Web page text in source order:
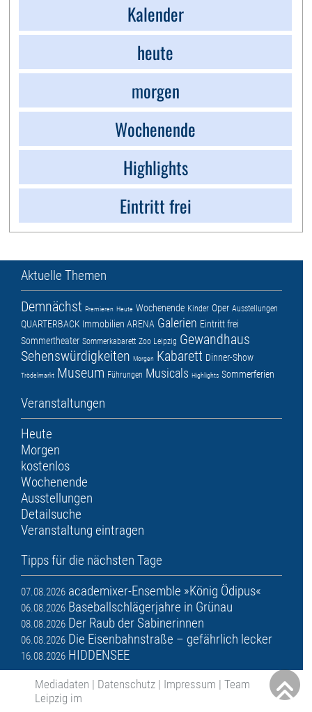
Kalender
heute
morgen
Wochenende
Highlights
Eintritt frei
Aktuelle Themen
Demnächst Premieren Heute Wochenende Kinder Oper Ausstellungen
QUARTERBACK Immobilien ARENA Galerien Eintritt frei
Sommertheater Sommerkabarett Zoo Leipzig Gewandhaus
Sehenswürdigkeiten Morgen Kabarett Dinner-Show
Trödelmarkt Museum Führungen Musicals Highlights Sommerferien
Veranstaltungen
Heute
Morgen
kostenlos
Wochenende
Ausstellungen
Detailsuche
Veranstaltung eintragen
Tipps für die nächsten Tage
07.08.2026 academixer-Ensemble »König Ödipus«
06.08.2026 Baseballschlägerjahre in Grünau
08.08.2026 Der Raub der Sabinerinnen
06.08.2026 Die Eisenbahnstraße – gefährlich lecker
16.08.2026 HIDDENSEE
Mediadaten | Datenschutz | Impressum | Team
Leipzig im